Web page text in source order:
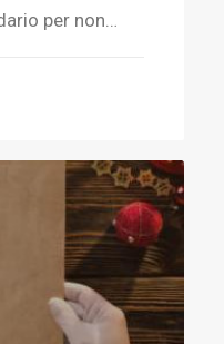
per non…